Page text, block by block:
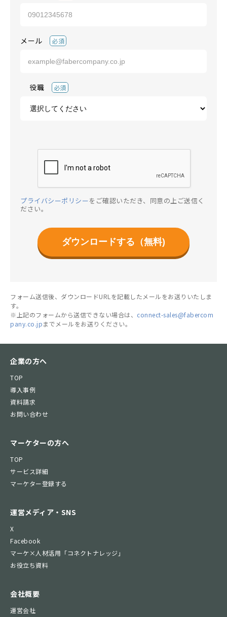
メール 必須
役職 必須
プライバシーポリシーをご確認いただき、同意の上ご送信く
ださい。
ダウンロードする（無料)
フォーム送信後、ダウンロードURLを記載したメールをお送りいたしま
す。
※上記のフォームから送信できない場合は、 connect-sales@fabercom
pany.co.jpまでメールをお送りください。
企業の方へ
TOP
導入事例
資料請求
お問い合わせ
マーケターの方へ
TOP
サービス詳細
マーケター登録する
運営メディア・SNS
X
Facebook
マーケ×人材活用「コネクトナレッジ」
お役立ち資料
会社概要
運営会社